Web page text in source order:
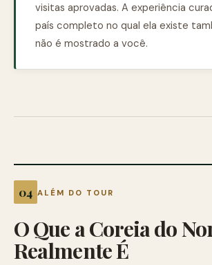
visitas aprovadas. A experiência
país completo no qual ela existe
não é mostrado a você.
ALÉM DO TOUR
OQueaCoreiado
RealmenteÉ